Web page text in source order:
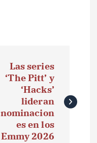
Las series
‘The Pitt’ y
‘Hacks’
lideran
nominacion
es en los
Emmy 2026